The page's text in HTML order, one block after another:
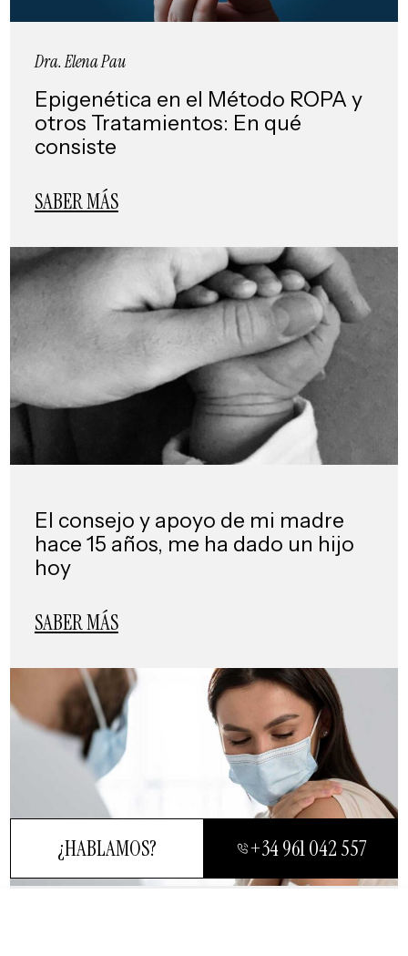
Dra. Elena Pau
Epigenética en el Método ROPA y
otros Tratamientos: En qué
consiste
SABER MÁS
El consejo y apoyo de mi madre
hace 15 años, me ha dado un hijo
hoy
SABER MÁS
¿HABLAMOS? +34 961 042 557